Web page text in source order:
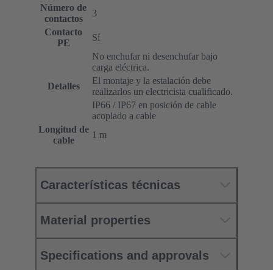
Número de
contactos
3
Contacto
PE
Sí
Detalles
No enchufar ni desenchufar bajo
carga eléctrica.
El montaje y la estalación debe
realizarlos un electricista cualificado.
IP66 / IP67 en posición de cable
acoplado a cable
Longitud de
cable
1 m
Características técnicas
Material properties
Specifications and approvals